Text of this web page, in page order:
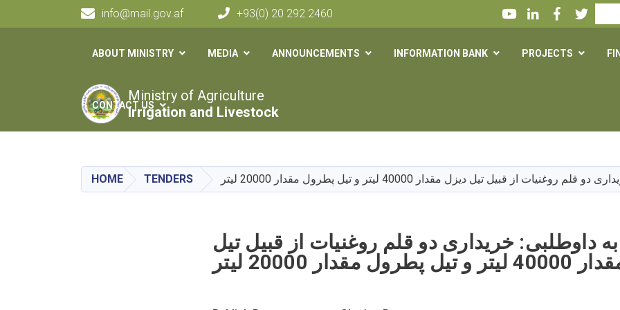
main
content
Ministry of Agriculture
Irrigation and Livestock
info@mail.gov.af +93(0) 20 292 2460 YoutubeLinkedInFacebookTwitter
Search
ABOUT MINISTRY MEDIA ANNOUNCEMENTS INFORMATION BANK PROJECTS
CONTACT US
HOME TENDERS از قبیل تیل دیزل مقدار 40000 لیتر و تیل پطرول مقدار 20000 لیتر
داوطلبی: خریداری دو قلم روغنیات از قبیل تیل
مقدار 20000 لیتر